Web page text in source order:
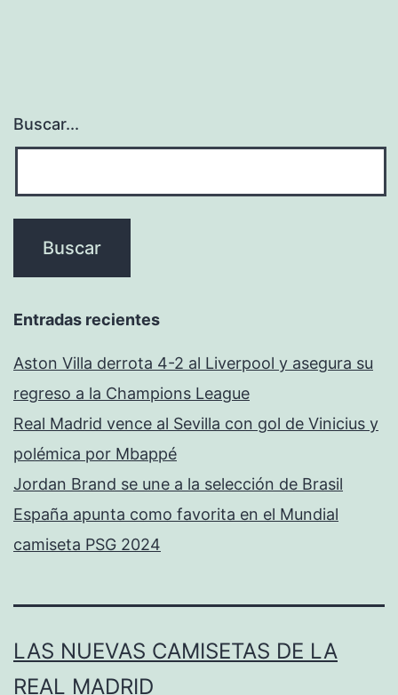
Buscar...
Entradas recientes
Aston Villa derrota 4-2 al Liverpool y asegura su
regreso a la Champions League
Real Madrid vence al Sevilla con gol de Vinicius y
polémica por Mbappé
Jordan Brand se une a la selección de Brasil
España apunta como favorita en el Mundial
camiseta PSG 2024
LAS NUEVAS CAMISETAS DE LA
REAL MADRID